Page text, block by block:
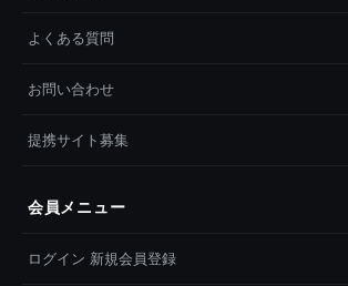
よくある質問
お問い合わせ
提携サイト募集
会員メニュー
ログイン 新規会員登録